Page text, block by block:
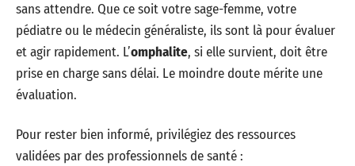
sans attendre. Que ce soit votre sage-femme, votre
pédiatre ou le médecin généraliste, ils sont là pour évaluer
et agir rapidement. L’omphalite, si elle survient, doit être
prise en charge sans délai. Le moindre doute mérite une
évaluation.
Pour rester bien informé, privilégiez des ressources
validées par des professionnels de santé :